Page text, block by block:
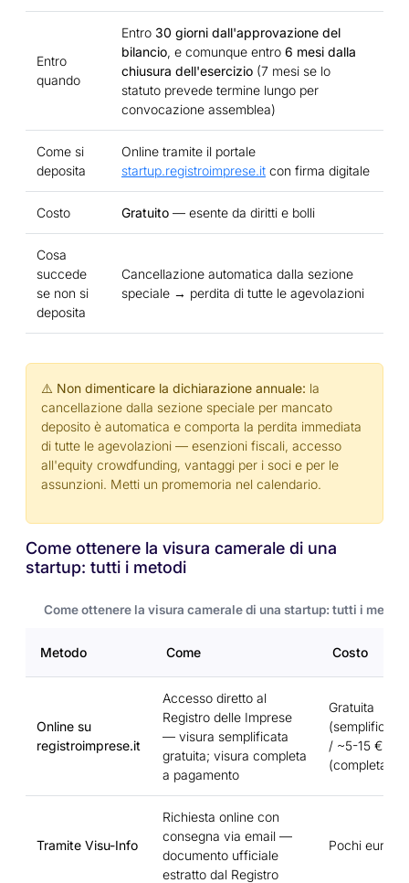
Entro
quando
Entro 30 giorni dall'approvazione del
bilancio, e comunque entro 6 mesi dalla
chiusura dell'esercizio (7 mesi se lo
statuto prevede termine lungo per
convocazione assemblea)
Come si
deposita
Online tramite il portale
startup.registroimprese.it con firma digitale
Costo Gratuito — esente da diritti e bolli
Cosa
succede
se non si
deposita
Cancellazione automatica dalla sezione
speciale → perdita di tutte le agevolazioni
⚠️ Non dimenticare la dichiarazione annuale: la
cancellazione dalla sezione speciale per mancato
deposito è automatica e comporta la perdita immediata
di tutte le agevolazioni — esenzioni fiscali, accesso
all'equity crowdfunding, vantaggi per i soci e per le
assunzioni. Metti un promemoria nel calendario.
Come ottenere la visura camerale di una
startup: tutti i metodi
Come ottenere la visura camerale di una startup: tutti i metodi
Metodo Come Costo
Online su
registroimprese.it
Accesso diretto al
Registro delle Imprese
— visura semplificata
gratuita; visura completa
a pagamento
Gratuita
(semplificata)
/ ~5-15 €
(completa)
Tramite Visu-Info
Richiesta online con
consegna via email —
documento ufficiale
estratto dal Registro
Pochi euro